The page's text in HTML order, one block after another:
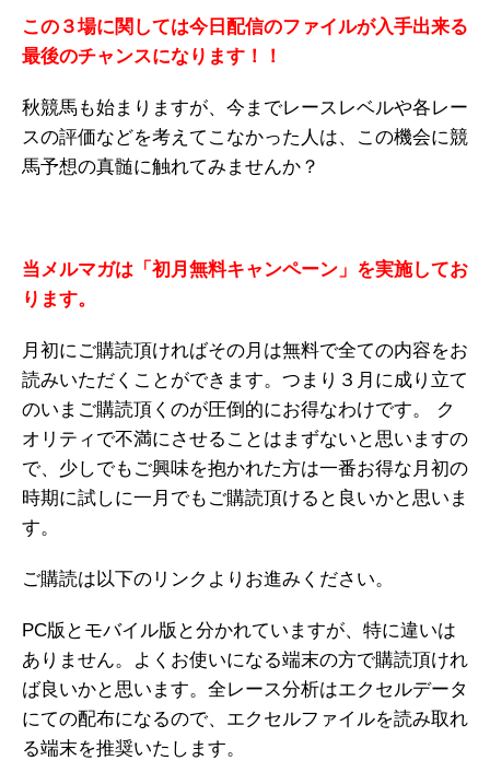
この３場に関しては今日配信のファイルが入手出来る
最後のチャンスになります！！
秋競馬も始まりますが、今までレースレベルや各レー
スの評価などを考えてこなかった人は、この機会に競
馬予想の真髄に触れてみませんか？
当メルマガは「初月無料キャンペーン」を実施してお
ります。
月初にご購読頂ければその月は無料で全ての内容をお
読みいただくことができます。つまり３月に成り立て
のいまご購読頂くのが圧倒的にお得なわけです。 ク
オリティで不満にさせることはまずないと思いますの
で、少しでもご興味を抱かれた方は一番お得な月初の
時期に試しに一月でもご購読頂けると良いかと思いま
す。
ご購読は以下のリンクよりお進みください。
PC版とモバイル版と分かれていますが、特に違いは
ありません。よくお使いになる端末の方で購読頂けれ
ば良いかと思います。全レース分析はエクセルデータ
にての配布になるので、エクセルファイルを読み取れ
る端末を推奨いたします。